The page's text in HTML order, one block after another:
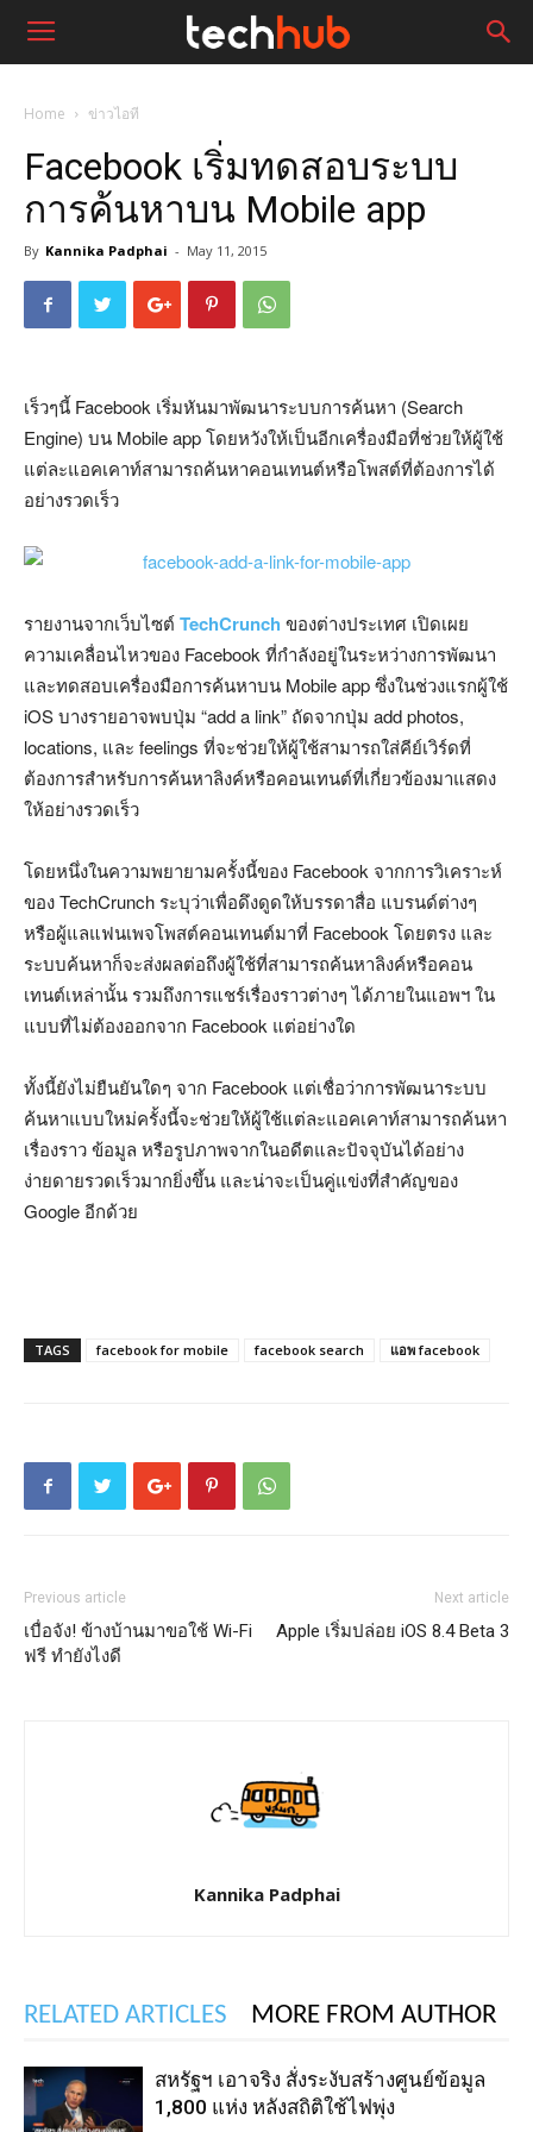
Home ข่าวไอที
Facebook เริ่มทดสอบระบบ
การค้นหาบน Mobile app
By Kannika Padphai - May 11, 2015
เร็วๆนี้ Facebook เริ่มหันมาพัฒนาระบบการค้นหา (Search
Engine) บน Mobile app โดยหวังให้เป็นอีกเครื่องมือที่ช่วยให้ผู้ใช้
แต่ละแอคเคาท์สามารถค้นหาคอนเทนต์หรือโพสต์ที่ต้องการได้
อย่างรวดเร็ว
รายงานจากเว็บไซต์TechCrunch ของต่างประเทศ เปิดเผย
ความเคลื่อนไหวของ Facebook ที่กำลังอยู่ในระหว่างการพัฒนา
และทดสอบเครื่องมือการค้นหาบน Mobile app ซึ่งในช่วงแรกผู้ใช้
iOS บางรายอาจพบปุ่ม “add a link” ถัดจากปุ่ม add photos,
locations, และ feelings ที่จะช่วยให้ผู้ใช้สามารถใส่คีย์เวิร์ดที่
ต้องการสำหรับการค้นหาลิงค์หรือคอนเทนต์ที่เกี่ยวข้องมาแสดง
ให้อย่างรวดเร็ว
โดยหนึ่งในความพยายามครั้งนี้ของ Facebook จากการวิเคราะห์
ของ TechCrunch ระบุว่าเพื่อดึงดูดให้บรรดาสื่อ แบรนด์ต่างๆ
หรือผู้แลแฟนเพจโพสต์คอนเทนต์มาที่ Facebook โดยตรง และ
ระบบค้นหาก็จะส่งผลต่อถึงผู้ใช้ที่สามารถค้นหาลิงค์หรือคอน
เทนต์เหล่านั้น รวมถึงการแชร์เรื่องราวต่างๆ ได้ภายในแอพฯ ใน
แบบที่ไม่ต้องออกจาก Facebook แต่อย่างใด
ทั้งนี้ยังไม่ยืนยันใดๆ จาก Facebook แต่เชื่อว่าการพัฒนาระบบ
ค้นหาแบบใหม่ครั้งนี้จะช่วยให้ผู้ใช้แต่ละแอคเคาท์สามารถค้นหา
เรื่องราว ข้อมูล หรือรูปภาพจากในอดีตและปัจจุบันได้อย่าง
ง่ายดายรวดเร็วมากยิ่งขึ้น และน่าจะเป็นคู่แข่งที่สำคัญของ
Google อีกด้วย
TAGS facebook for mobile facebook search แอพ facebook
Previous article
เบื่อจัง! ข้างบ้านมาขอใช้ Wi-Fi
ฟรี ทำยังไงดี
Next article
Apple เริ่มปล่อย iOS 8.4 Beta 3
Kannika Padphai
RELATED ARTICLES MORE FROM AUTHOR
สหรัฐฯ เอาจริง สั่งระงับสร้างศูนย์ข้อมูล
1,800 แห่ง หลังสถิติใช้ไฟพุ่ง